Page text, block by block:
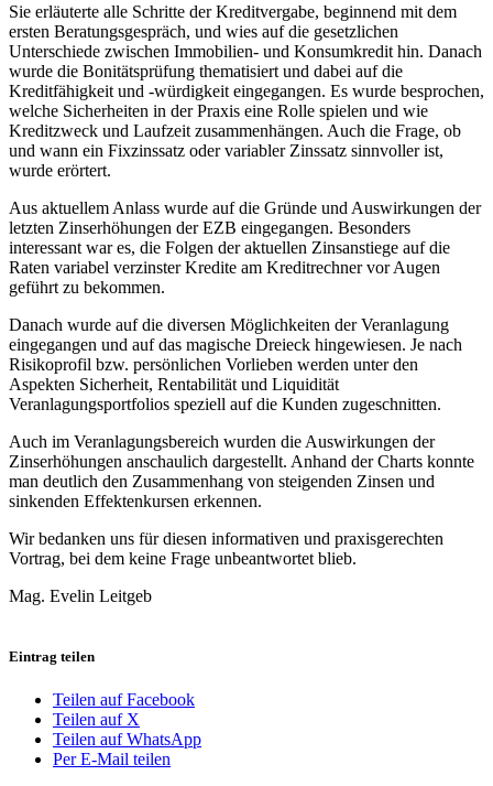
Sie erläuterte alle Schritte der Kreditvergabe, beginnend mit dem
ersten Beratungsgespräch, und wies auf die gesetzlichen
Unterschiede zwischen Immobilien- und Konsumkredit hin. Danach
wurde die Bonitätsprüfung thematisiert und dabei auf die
Kreditfähigkeit und -würdigkeit eingegangen. Es wurde besprochen,
welche Sicherheiten in der Praxis eine Rolle spielen und wie
Kreditzweck und Laufzeit zusammenhängen. Auch die Frage, ob
und wann ein Fixzinssatz oder variabler Zinssatz sinnvoller ist,
wurde erörtert.
Aus aktuellem Anlass wurde auf die Gründe und Auswirkungen der
letzten Zinserhöhungen der EZB eingegangen. Besonders
interessant war es, die Folgen der aktuellen Zinsanstiege auf die
Raten variabel verzinster Kredite am Kreditrechner vor Augen
geführt zu bekommen.
Danach wurde auf die diversen Möglichkeiten der Veranlagung
eingegangen und auf das magische Dreieck hingewiesen. Je nach
Risikoprofil bzw. persönlichen Vorlieben werden unter den
Aspekten Sicherheit, Rentabilität und Liquidität
Veranlagungsportfolios speziell auf die Kunden zugeschnitten.
Auch im Veranlagungsbereich wurden die Auswirkungen der
Zinserhöhungen anschaulich dargestellt. Anhand der Charts konnte
man deutlich den Zusammenhang von steigenden Zinsen und
sinkenden Effektenkursen erkennen.
Wir bedanken uns für diesen informativen und praxisgerechten
Vortrag, bei dem keine Frage unbeantwortet blieb.
Mag. Evelin Leitgeb
Eintrag teilen
Teilen auf Facebook
Teilen auf X
Teilen auf WhatsApp
Per E-Mail teilen